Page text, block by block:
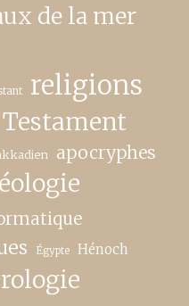
de la mer
religions
apocryphes
Égypte Hénoch